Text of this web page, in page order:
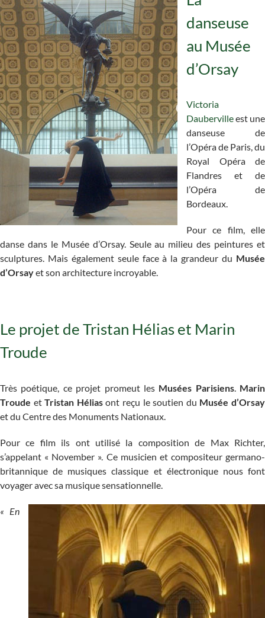
danseuse
au Musée
d’Orsay
Victoria
Daubervilleest une
danseuse de
l’Opéra de Paris, du
Royal Opéra de
Flandres et de
l’Opéra de
Bordeaux.
Pour ce film, elle
danse dans le Musée d’Orsay. Seule au milieu des peintures et
sculptures. Mais également seule face à la grandeur du Musée
d’Orsayet son architecture incroyable.
Le projet de Tristan Hélias et Marin
Troude
Très poétique, ce projet promeut les Musées Parisiens. Marin
Troude etTristan Héliasont reçu le soutien du Musée d’Orsay
et du Centre des Monuments Nationaux.
Pour ce film ils ont utilisé la composition de Max Richter,
s’appelant « November ». Ce musicien et compositeur germano-
britannique de musiques classique et électronique nous font
voyager avec sa musique sensationnelle.
« En